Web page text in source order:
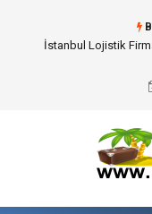
Dalaman Bozburun